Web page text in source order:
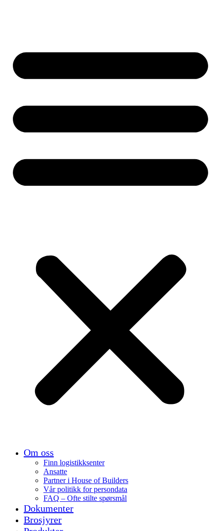
Om oss
Finn logistikksenter
Ansatte
Partner i House of Builders
Vår politikk for persondata
FAQ – Ofte stilte spørsmål
Dokumenter
Brosjyrer